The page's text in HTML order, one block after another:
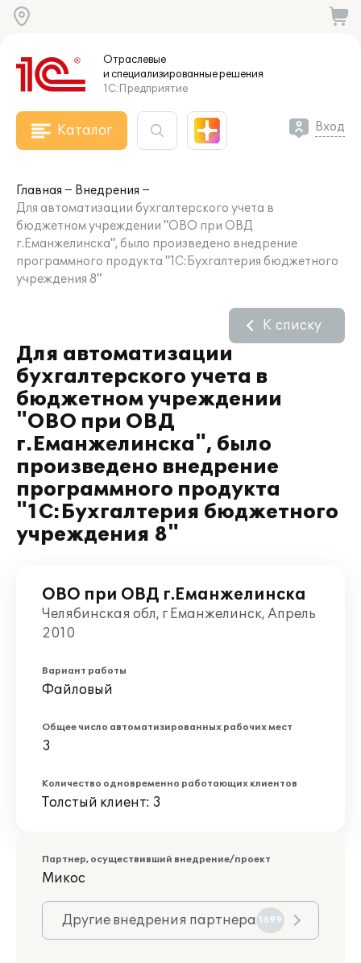
Отраслевые
и специализированныерешения
1С:Предприятие
Каталог Вход
Главная
Внедрения
Для автоматизации бухгалтерского учета в
бюджетном учреждении "ОВО при ОВД
г.Еманжелинска", было произведено внедрение
программного продукта "1С:Бухгалтерия бюджетного
учреждения 8"
Для автоматизации
бухгалтерского учета в
бюджетном учреждении
"ОВО при ОВД
г.Еманжелинска", было
произведено внедрение
программного продукта
"1С:Бухгалтерия бюджетного
учреждения 8"
К списку
ОВО при ОВД г.Еманжелинска
Челябинская обл, г Еманжелинск, Апрель
2010
Вариант работы
Файловый
Общее число автоматизированных рабочих мест
3
Количество одновременно работающих клиентов
Толстый клиент: 3
Партнер, осуществивший внедрение/проект
Микос
Другие внедрения партнера 1699